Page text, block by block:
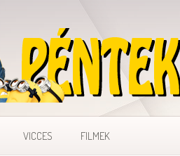
VICCES FILMEK